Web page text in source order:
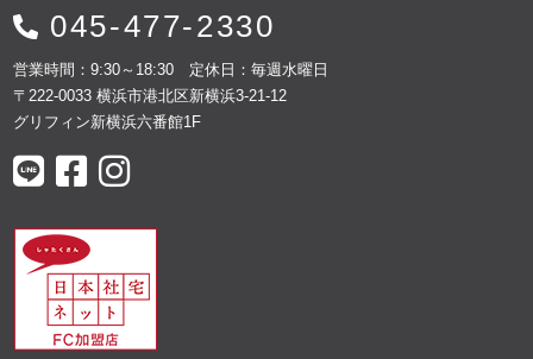
045-477-2330
営業時間：9:30～18:30 定休日：毎週水曜日
〒222-0033 横浜市港北区新横浜3-21-12
グリフィン新横浜六番館1F